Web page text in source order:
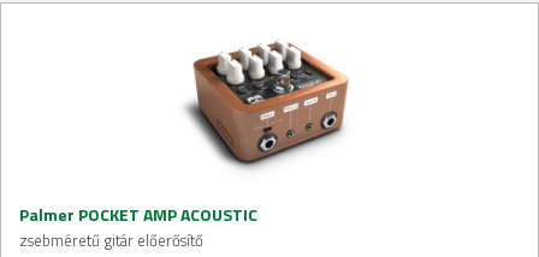
Palmer POCKET AMP ACOUSTIC
zsebméretű gitár előerősítő